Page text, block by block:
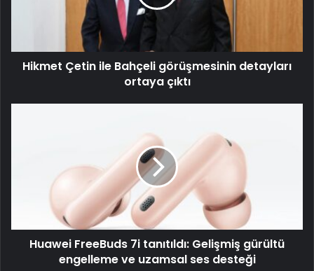
Hikmet Çetin ile Bahçeli görüşmesinin detayları
ortaya çıktı
Huawei FreeBuds 7i tanıtıldı: Gelişmiş gürültü
engelleme ve uzamsal ses desteği